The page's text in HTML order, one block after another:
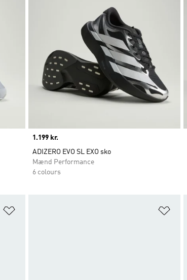
Price
1.199 kr.
ADIZERO EVO SL EXO sko
Mænd Performance
6 colours